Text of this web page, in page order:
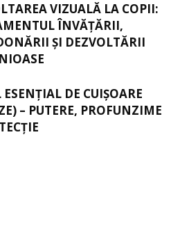
VIZUALĂ LA COPII:
ÎNVĂȚĂRII,
ȘI DEZVOLTĂRII
ESENȚIAL DE CUIȘOARE
– PUTERE, PROFUNZIME